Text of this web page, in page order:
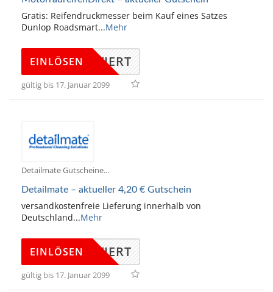
Gratis: Reifendruckmesser beim Kauf eines Satzes
Dunlop Roadsmart...Mehr
KTIVIERT
EINLÖSEN
gültig bis 17. Januar 2099
Detailmate Gutscheine
Detailmate – aktueller 4,20 € Gutschein
versandkostenfreie Lieferung innerhalb von
Deutschland...Mehr
KTIVIERT
EINLÖSEN
gültig bis 17. Januar 2099